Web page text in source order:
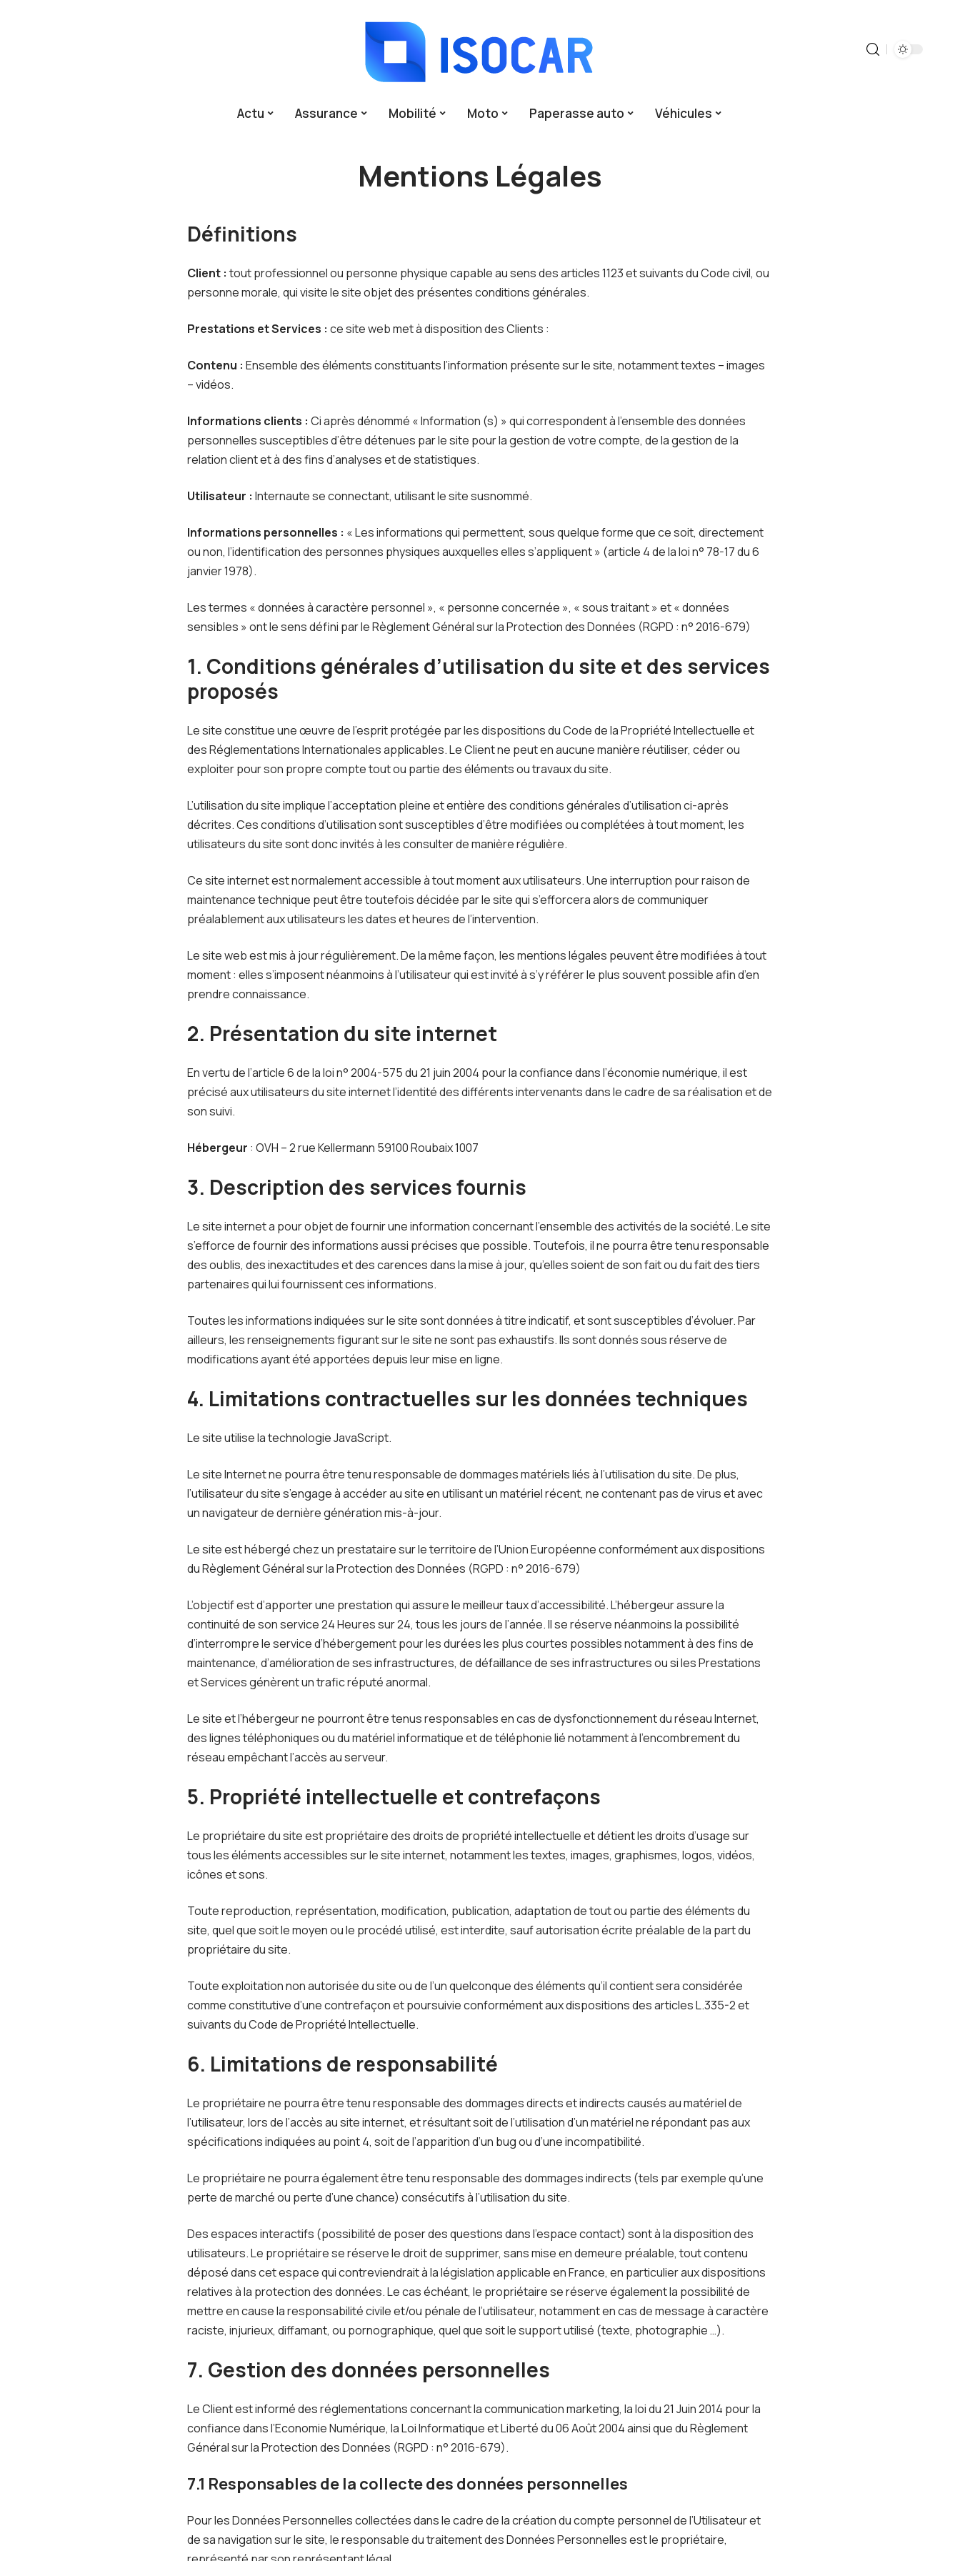
Actu Assurance Mobilité Moto Paperasse auto Véhicules
Mentions Légales
Définitions
Client : tout professionnel ou personne physique capable au sens des articles 1123 et suivants du Code civil, ou
personne morale, qui visite le site objet des présentes conditions générales.
Prestations et Services : ce site web met à disposition des Clients :
Contenu : Ensemble des éléments constituants l’information présente sur le site, notamment textes – images
– vidéos.
Informations clients : Ci après dénommé « Information (s) » qui correspondent à l’ensemble des données
personnelles susceptibles d’être détenues par le site pour la gestion de votre compte, de la gestion de la
relation client et à des fins d’analyses et de statistiques.
Utilisateur : Internaute se connectant, utilisant le site susnommé.
Informations personnelles : « Les informations qui permettent, sous quelque forme que ce soit, directement
ou non, l’identification des personnes physiques auxquelles elles s’appliquent » (article 4 de la loi n° 78-17 du 6
janvier 1978).
Les termes « données à caractère personnel », « personne concernée », « sous traitant » et « données
sensibles » ont le sens défini par le Règlement Général sur la Protection des Données (RGPD : n° 2016-679)
1. Conditions générales d’utilisation du site et des services
proposés
Le site constitue une œuvre de l’esprit protégée par les dispositions du Code de la Propriété Intellectuelle et
des Réglementations Internationales applicables. Le Client ne peut en aucune manière réutiliser, céder ou
exploiter pour son propre compte tout ou partie des éléments ou travaux du site.
L’utilisation du site implique l’acceptation pleine et entière des conditions générales d’utilisation ci-après
décrites. Ces conditions d’utilisation sont susceptibles d’être modifiées ou complétées à tout moment, les
utilisateurs du site sont donc invités à les consulter de manière régulière.
Ce site internet est normalement accessible à tout moment aux utilisateurs. Une interruption pour raison de
maintenance technique peut être toutefois décidée par le site qui s’efforcera alors de communiquer
préalablement aux utilisateurs les dates et heures de l’intervention.
Le site web est mis à jour régulièrement. De la même façon, les mentions légales peuvent être modifiées à tout
moment : elles s’imposent néanmoins à l’utilisateur qui est invité à s’y référer le plus souvent possible afin d’en
prendre connaissance.
2. Présentation du site internet
En vertu de l’article 6 de la loi n° 2004-575 du 21 juin 2004 pour la confiance dans l’économie numérique, il est
précisé aux utilisateurs du site internet l’identité des différents intervenants dans le cadre de sa réalisation et de
son suivi.
Hébergeur : OVH – 2 rue Kellermann 59100 Roubaix 1007
3. Description des services fournis
Le site internet a pour objet de fournir une information concernant l’ensemble des activités de la société. Le site
s’efforce de fournir des informations aussi précises que possible. Toutefois, il ne pourra être tenu responsable
des oublis, des inexactitudes et des carences dans la mise à jour, qu’elles soient de son fait ou du fait des tiers
partenaires qui lui fournissent ces informations.
Toutes les informations indiquées sur le site sont données à titre indicatif, et sont susceptibles d’évoluer. Par
ailleurs, les renseignements figurant sur le site ne sont pas exhaustifs. Ils sont donnés sous réserve de
modifications ayant été apportées depuis leur mise en ligne.
4. Limitations contractuelles sur les données techniques
Le site utilise la technologie JavaScript.
Le site Internet ne pourra être tenu responsable de dommages matériels liés à l’utilisation du site. De plus,
l’utilisateur du site s’engage à accéder au site en utilisant un matériel récent, ne contenant pas de virus et avec
un navigateur de dernière génération mis-à-jour.
Le site est hébergé chez un prestataire sur le territoire de l’Union Européenne conformément aux dispositions
du Règlement Général sur la Protection des Données (RGPD : n° 2016-679)
L’objectif est d’apporter une prestation qui assure le meilleur taux d’accessibilité. L’hébergeur assure la
continuité de son service 24 Heures sur 24, tous les jours de l’année. Il se réserve néanmoins la possibilité
d’interrompre le service d’hébergement pour les durées les plus courtes possibles notamment à des fins de
maintenance, d’amélioration de ses infrastructures, de défaillance de ses infrastructures ou si les Prestations
et Services génèrent un trafic réputé anormal.
Le site et l’hébergeur ne pourront être tenus responsables en cas de dysfonctionnement du réseau Internet,
des lignes téléphoniques ou du matériel informatique et de téléphonie lié notamment à l’encombrement du
réseau empêchant l’accès au serveur.
5. Propriété intellectuelle et contrefaçons
Le propriétaire du site est propriétaire des droits de propriété intellectuelle et détient les droits d’usage sur
tous les éléments accessibles sur le site internet, notamment les textes, images, graphismes, logos, vidéos,
icônes et sons.
Toute reproduction, représentation, modification, publication, adaptation de tout ou partie des éléments du
site, quel que soit le moyen ou le procédé utilisé, est interdite, sauf autorisation écrite préalable de la part du
propriétaire du site.
Toute exploitation non autorisée du site ou de l’un quelconque des éléments qu’il contient sera considérée
comme constitutive d’une contrefaçon et poursuivie conformément aux dispositions des articles L.335-2 et
suivants du Code de Propriété Intellectuelle.
6. Limitations de responsabilité
Le propriétaire ne pourra être tenu responsable des dommages directs et indirects causés au matériel de
l’utilisateur, lors de l’accès au site internet, et résultant soit de l’utilisation d’un matériel ne répondant pas aux
spécifications indiquées au point 4, soit de l’apparition d’un bug ou d’une incompatibilité.
Le propriétaire ne pourra également être tenu responsable des dommages indirects (tels par exemple qu’une
perte de marché ou perte d’une chance) consécutifs à l’utilisation du site.
Des espaces interactifs (possibilité de poser des questions dans l’espace contact) sont à la disposition des
utilisateurs. Le propriétaire se réserve le droit de supprimer, sans mise en demeure préalable, tout contenu
déposé dans cet espace qui contreviendrait à la législation applicable en France, en particulier aux dispositions
relatives à la protection des données. Le cas échéant, le propriétaire se réserve également la possibilité de
mettre en cause la responsabilité civile et/ou pénale de l’utilisateur, notamment en cas de message à caractère
raciste, injurieux, diffamant, ou pornographique, quel que soit le support utilisé (texte, photographie …).
7. Gestion des données personnelles
Le Client est informé des réglementations concernant la communication marketing, la loi du 21 Juin 2014 pour la
confiance dans l’Economie Numérique, la Loi Informatique et Liberté du 06 Août 2004 ainsi que du Règlement
Général sur la Protection des Données (RGPD : n° 2016-679).
7.1 Responsables de la collecte des données personnelles
Pour les Données Personnelles collectées dans le cadre de la création du compte personnel de l’Utilisateur et
de sa navigation sur le site, le responsable du traitement des Données Personnelles est le propriétaire,